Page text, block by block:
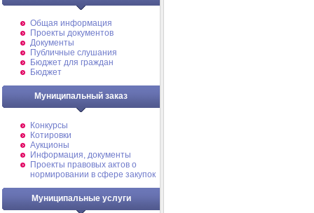
Общая информация
Проекты документов
Документы
Публичные слушания
Бюджет для граждан
Бюджет
Муниципальный заказ
Конкурсы
Котировки
Аукционы
Информация, документы
Проекты правовых актов о
нормировании в сфере закупок
Муниципальные услуги